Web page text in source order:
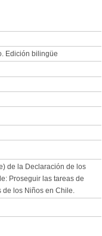
Edición bilingüe
de la Declaración de los
Proseguir las tareas de
los Niños en Chile.